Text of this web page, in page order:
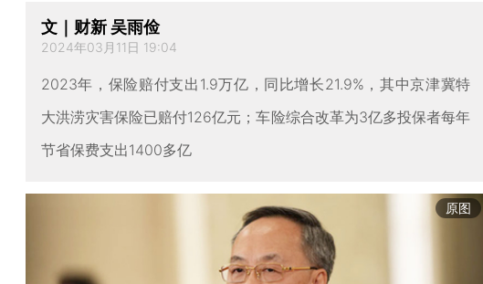
文｜财新 吴雨俭
2024年03月11日 19:04
2023年，保险赔付支出1.9万亿，同比增长21.9%，其中京津冀特
大洪涝灾害保险已赔付126亿元；车险综合改革为3亿多投保者每年
节省保费支出1400多亿
原图